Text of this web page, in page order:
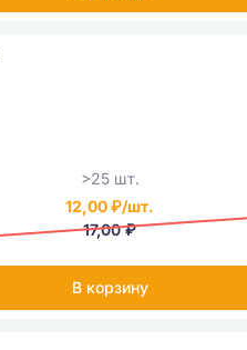
>25 шт.
12,00 ₽/шт.
17,00 ₽
В корзину